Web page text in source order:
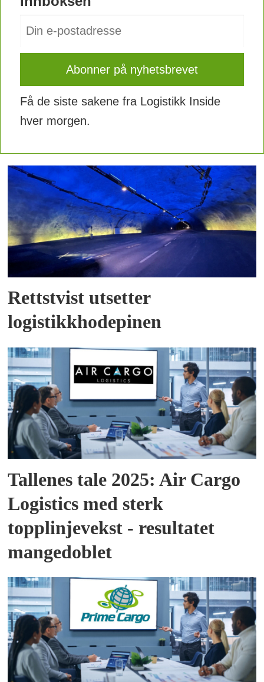
Få de siste sakene fra Logistikk Inside
hver morgen.
Rettstvist utsetter
logistikkhodepinen
Tallenes tale 2025: Air Cargo
Logistics med sterk
topplinjevekst - resultatet
mangedoblet